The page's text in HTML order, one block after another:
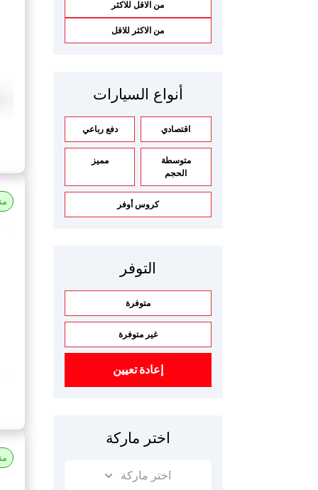
من الاقل للاكثر
من الاكثر للاقل
أنواع السيارات
اقتصادي دفع رباعي
متوسطة
الحجم
مميز
كروس أوفر
التوفر
متوفرة
غير متوفرة
إعادة تعيين
اختر ماركة
اختر ماركة